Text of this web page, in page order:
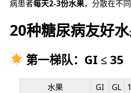
病患者每天2-3份水果，分散在不同
20种糖尿病友好
第一梯队：GI ≤ 35
水果 GI GL